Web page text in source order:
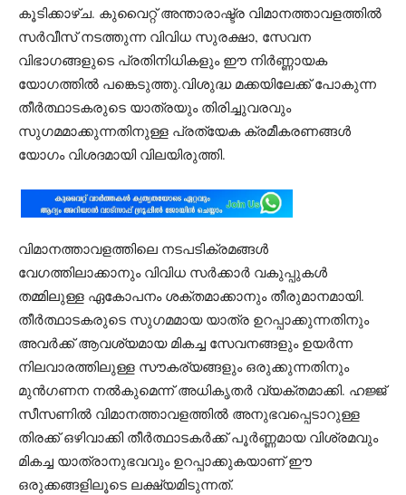
കൂടിക്കാഴ്ച. കുവൈറ്റ് അന്താരാഷ്ട്ര വിമാനത്താവളത്തിൽ
സർവീസ് നടത്തുന്ന വിവിധ സുരക്ഷാ, സേവന
വിഭാഗങ്ങളുടെ പ്രതിനിധികളും ഈ നിർണ്ണായക
യോഗത്തിൽ പങ്കെടുത്തു.വിശുദ്ധ മക്കയിലേക്ക് പോകുന്ന
തീർത്ഥാടകരുടെ യാത്രയും തിരിച്ചുവരവും
സുഗമമാക്കുന്നതിനുള്ള പ്രത്യേക ക്രമീകരണങ്ങൾ
യോഗം വിശദമായി വിലയിരുത്തി.
വിമാനത്താവളത്തിലെ നടപടിക്രമങ്ങൾ
വേഗത്തിലാക്കാനും വിവിധ സർക്കാർ വകുപ്പുകൾ
തമ്മിലുള്ള ഏകോപനം ശക്തമാക്കാനും തീരുമാനമായി.
തീർത്ഥാടകരുടെ സുഗമമായ യാത്ര ഉറപ്പാക്കുന്നതിനും
അവർക്ക് ആവശ്യമായ മികച്ച സേവനങ്ങളും ഉയർന്ന
നിലവാരത്തിലുള്ള സൗകര്യങ്ങളും ഒരുക്കുന്നതിനും
മുൻഗണന നൽകുമെന്ന് അധികൃതർ വ്യക്തമാക്കി. ഹജ്ജ്
സീസണിൽ വിമാനത്താവളത്തിൽ അനുഭവപ്പെടാറുള്ള
തിരക്ക് ഒഴിവാക്കി തീർത്ഥാടകർക്ക് പൂർണ്ണമായ വിശ്രമവും
മികച്ച യാത്രാനുഭവവും ഉറപ്പാക്കുകയാണ് ഈ
ഒരുക്കങ്ങളിലൂടെ ലക്ഷ്യമിടുന്നത്.